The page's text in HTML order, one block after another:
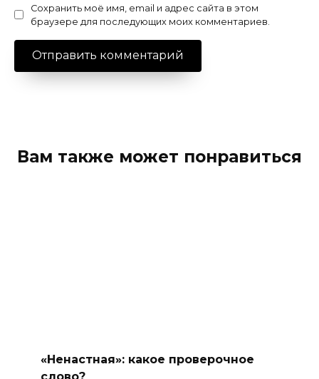
Сохранить моё имя, email и адрес сайта в этом
браузере для последующих моих комментариев.
Вам также может понравиться
«Ненастная»: какое проверочное